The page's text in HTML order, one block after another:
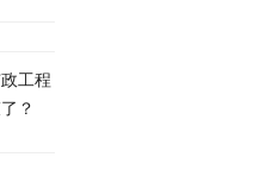
工程
？